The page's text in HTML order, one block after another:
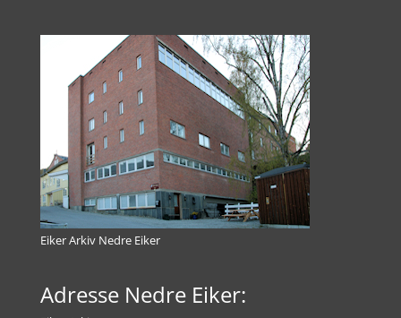
Eiker Arkiv Nedre Eiker
Adresse Nedre Eiker: